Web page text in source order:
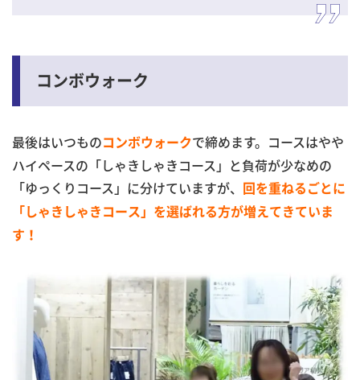
コンボウォーク
最後はいつものコンボウォークで締めます。コースはやや
ハイペースの「しゃきしゃきコース」と負荷が少なめの
「ゆっくりコース」に分けていますが、
回を重ねるごとに
「しゃきしゃきコース」を選ばれる方が増えてきていま
す！